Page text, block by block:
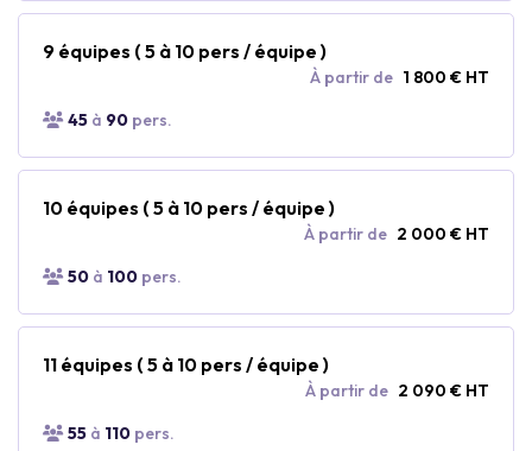
9 équipes ( 5 à 10 pers / équipe )
À partir de 1 800 € HT
45 à 90 pers.
10 équipes ( 5 à 10 pers / équipe )
À partir de 2 000 € HT
50 à 100 pers.
11 équipes ( 5 à 10 pers / équipe )
À partir de 2 090 € HT
55 à 110 pers.